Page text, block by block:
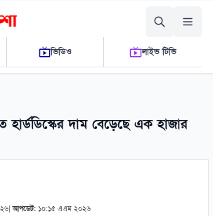
২০২৬
DAILY AJKER PROTTASHA
ভিডিও লাইভ টিভি
হার্ডডিস্কের দাম বেড়েছে এক হাজার
|আপডেট: ১০:১৫ এএম ২০২৬